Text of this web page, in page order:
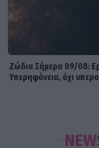
Ζώδια Σήμερα 09/08:
Υπερηφάνεια, όχι